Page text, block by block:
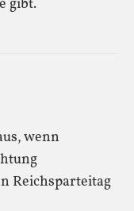
gibt.
wenn
Reichsparteitag